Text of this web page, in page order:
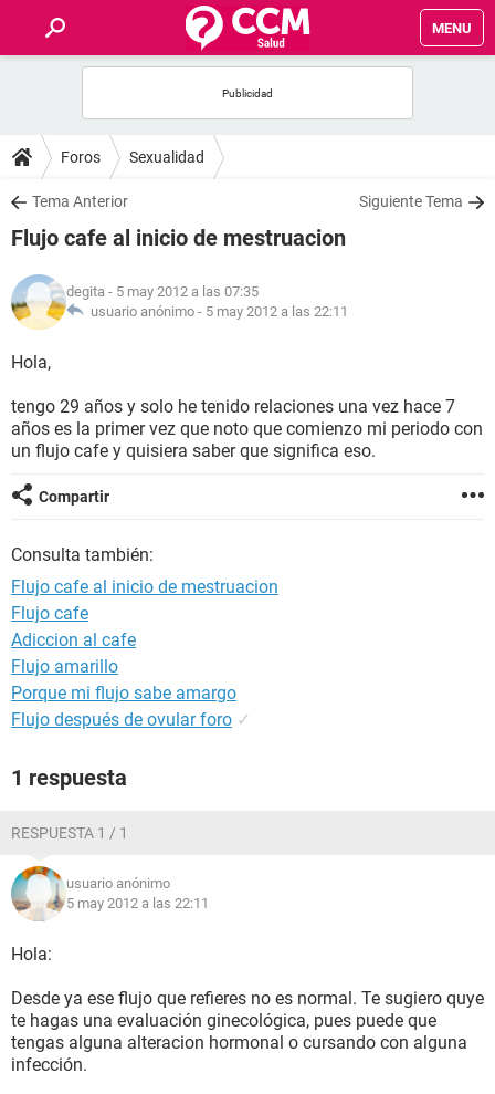
MENU
FOROS
SALUD
FAMILIA
NUTRICIÓN
BIENESTAR
SEXUALIDAD
GLOSARIO
Foros Sexualidad
Tema Anterior Siguiente Tema
Flujo cafe al inicio de mestruacion
degita - 5 may 2012 a las 07:35
usuario anónimo - 5 may 2012 a las 22:11
Hola,
tengo 29 años y solo he tenido relaciones una vez hace 7
años es la primer vez que noto que comienzo mi periodo con
un flujo cafe y quisiera saber que significa eso.
Compartir
Consulta también:
Flujo cafe al inicio de mestruacion
Flujo cafe
Adiccion al cafe
Flujo amarillo
Porque mi flujo sabe amargo
Flujo después de ovular foro ✓
1 respuesta
RESPUESTA 1 / 1
usuario anónimo
5 may 2012 a las 22:11
Hola:
Desde ya ese flujo que refieres no es normal. Te sugiero quye
te hagas una evaluación ginecológica, pues puede que
tengas alguna alteracion hormonal o cursando con alguna
infección.